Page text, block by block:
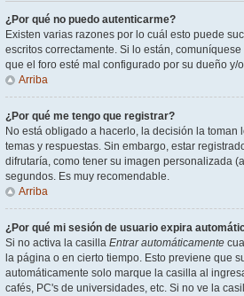
¿Por qué no puedo autenticarme?
Existen varias razones por lo cuál esto puede
escritos correctamente. Si lo están,
que el foro esté mal configurado por su dueño
Arriba
¿Por qué me tengo que registrar?
No está obligado a hacerlo, la decisión la
temas y respuestas. Sin embargo, estar
difrutaría, como tener su imagen personalizada
segundos. Es muy recomendable.
Arriba
¿Por qué mi sesión de usuario expira
Si no activa la casilla Entrar automáticamente
la página o en cierto tiempo. Esto previene que
automáticamente solo marque la casilla al
cafés, PC's de universidades, etc. Si no ve la